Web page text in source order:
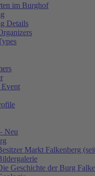
im Burghof
Details
Event
Neu
Markt Falkenberg
Geschichte der Burg